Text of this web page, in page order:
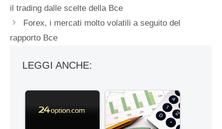
il trading dalle scelte della Bce
Forex, i mercati molto volatili a seguito del
rapporto Bce
LEGGI ANCHE: